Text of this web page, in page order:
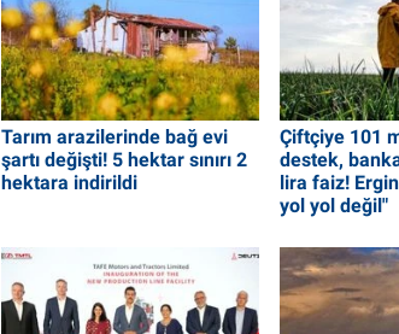
Tarım arazilerinde bağ evi
şartı değişti! 5 hektar sınırı 2
hektara indirildi
Çiftçiye 101
destek,
lira faiz!
yol yol değil"